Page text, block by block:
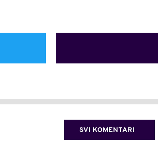
SVI KOMENTARI